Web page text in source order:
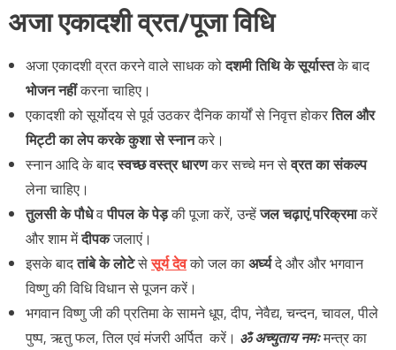
अजाएकादशीव्रत/पूजाविधि
अजा एकादशी व्रत करने वाले साधक कोदशमी तिथि के सूर्यास्तके बाद
भोजन नहींकरना चाहिए।
एकादशी को सूर्योदय से पूर्व उठकर दैनिक कार्यों से निवृत्त होकरतिल और
मिट्टी का लेप करके कुशा से स्नानकरे।
स्नान आदि के बादस्वच्छ वस्त्र धारणकर सच्चे मन सेव्रत का संकल्प
लेना चाहिए।
तुलसी के पौधेवपीपल के पेड़की पूजा करें, उन्हेंजल चढ़ाएं,परिक्रमाकरें
और शाम मेंदीपकजलाएं।
इसके बादतांबे के लोटेसेसूर्य देवको जल काअर्घ्यदे और और भगवान
विष्णु की विधि विधान से पूजन करें।
भगवान विष्णु जी की प्रतिमा के सामने धूप, दीप, नेवैद्य, चन्दन, चावल, पीले
पुष्प, ऋतु फल, तिल एवं मंजरी अर्पित करें। ॐ अच्युताय नमःमन्त्र का